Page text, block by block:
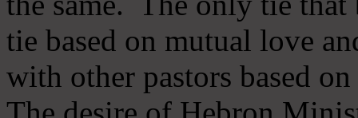
tie based on mutual love
with other pastors based